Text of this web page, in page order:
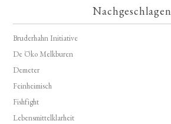
Nachgeschlagen
Bruderhahn Initiative
De Öko Melkburen
Demeter
Feinheimisch
Fishfight
Lebensmittelklarheit